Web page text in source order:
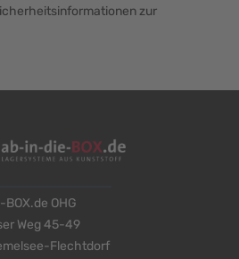
zur
OHG
Weg 45-49
Flechtdorf